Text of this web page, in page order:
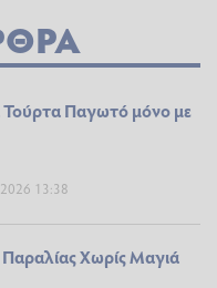
Τούρτα Παγωτό μόνο με
13:38
Χωρίς Μαγιά